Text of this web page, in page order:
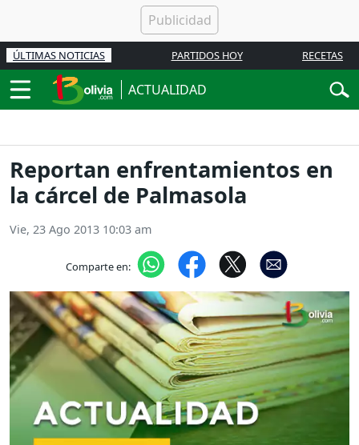
ÚLTIMAS NOTICIAS PARTIDOS HOY RECETAS
ACTUALIDAD
Reportan enfrentamientos en
la cárcel de Palmasola
Vie, 23 Ago 2013 10:03 am
Comparte en: